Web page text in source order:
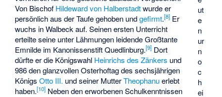
ut
e
n
ur
n
o
c
h
ei
Von Bischof Hildeward von Halberstadtwurde er
persönlich aus der Taufe gehoben undgefirmt.[8] Er
wuchs in Walbeck auf. Seinen ersten Unterricht
erteilte seine unter Lähmungen leidende Großtante
Emnilde im Kanonissenstift Quedlinburg.[9] Dort
dürfte er die Königswahl Heinrichs des Zänkers und
986 den glanzvollen Osterhoftag des sechsjährigen
KönigsOtto III. und seiner MutterTheophanuerlebt
haben.[10] Neben den erworbenen Schulkenntnissen